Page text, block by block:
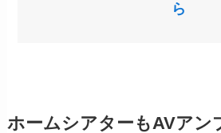
ら
ホームシアターもAVアン